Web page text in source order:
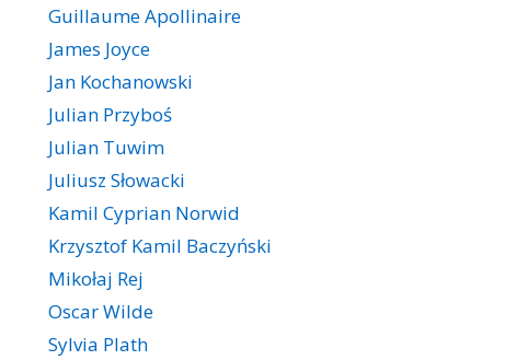
Guillaume Apollinaire
James Joyce
Jan Kochanowski
Julian Przyboś
Julian Tuwim
Juliusz Słowacki
Kamil Cyprian Norwid
Krzysztof Kamil Baczyński
Mikołaj Rej
Oscar Wilde
Sylvia Plath